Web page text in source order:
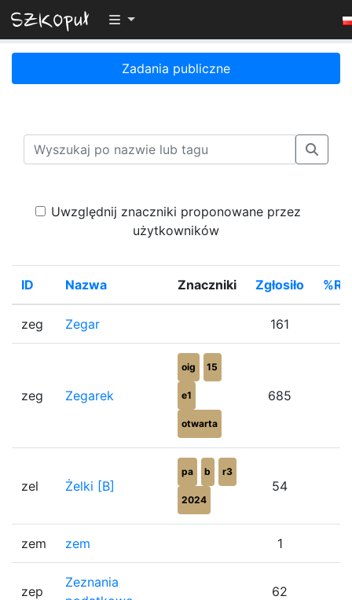
Przełącz widoczność menu
Zadania publiczne
Uwzględnij znaczniki proponowane przez
użytkowników
ID Nazwa Znaczniki Zgłosiło
zeg Zegar 161
zeg Zegarek
oig 15
e1
otwarta
685
zel Żelki [B]
pa b r3
2024
54
zem zem 1
zep
Zeznania
62